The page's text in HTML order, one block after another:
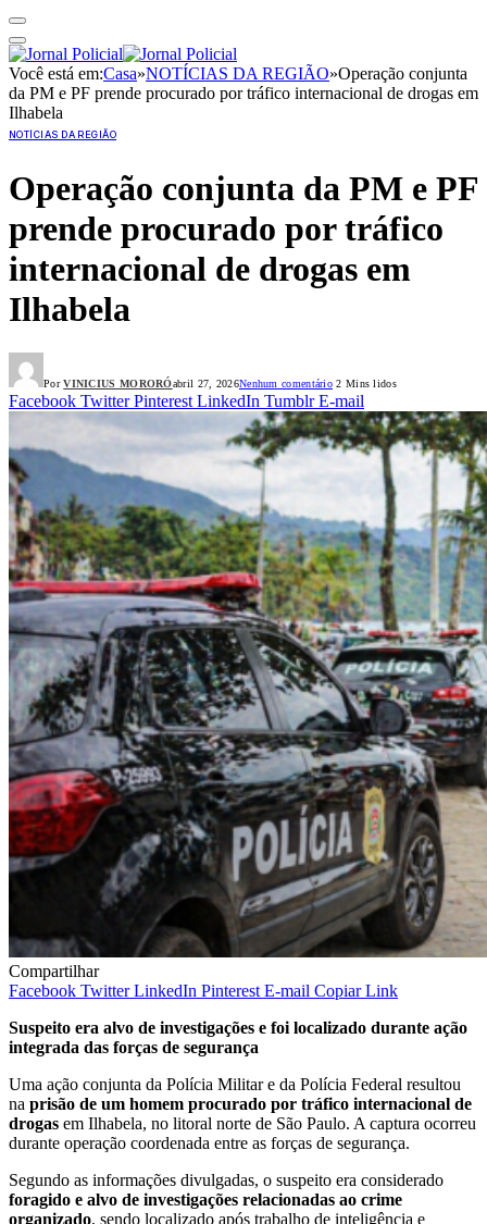
Você está em:Casa»NOTÍCIAS DA REGIÃO»Operação conjunta
da PM e PF prende procurado por tráfico internacional de drogas em
Ilhabela
NOTÍCIAS DA REGIÃO
Operação conjunta da PM e PF
prende procurado por tráfico
internacional de drogas em
Ilhabela
Por VINICIUS MORORÓabril 27, 2026Nenhum comentário 2 Mins lidos
Facebook Twitter Pinterest LinkedIn Tumblr E-mail
Compartilhar
Facebook Twitter LinkedIn Pinterest E-mail Copiar Link
Suspeito era alvo de investigações e foi localizado durante ação
integrada das forças de segurança
Uma ação conjunta da Polícia Militar e da Polícia Federal resultou
na prisão de um homem procurado por tráfico internacional de
drogas em Ilhabela, no litoral norte de São Paulo. A captura ocorreu
durante operação coordenada entre as forças de segurança.
Segundo as informações divulgadas, o suspeito era considerado
foragido e alvo de investigações relacionadas ao crime
organizado, sendo localizado após trabalho de inteligência e